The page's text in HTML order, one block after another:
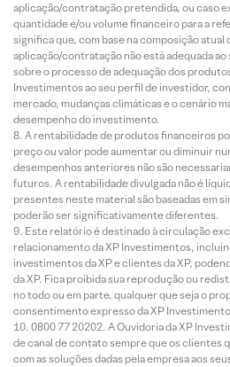
aplicação/contratação pretendida, ou caso
quantidade e/ou volume financeiro para a
significa que, com base na composição atual
aplicação/contratação não está adequada ao
sobre o processo de adequação dos
Investimentos ao seu perfil de investidor,
mercado, mudanças climáticas e o cenário
desempenho do investimento.
A rentabilidade de produtos financeiros
preço ou valor pode aumentar ou diminuir
desempenhos anteriores não são
futuros. A rentabilidade divulgada não é
presentes neste material são baseadas em
poderão ser significativamente diferentes.
Este relatório é destinado à circulação
relacionamento da XP Investimentos,
investimentos da XP e clientes da XP,
da XP. Fica proibida sua reprodução ou
no todo ou em parte, qualquer que seja o
consentimento expresso da XP
0800 77 20202. A Ouvidoria da XP
de canal de contato sempre que os clientes
com as soluções dadas pela empresa aos